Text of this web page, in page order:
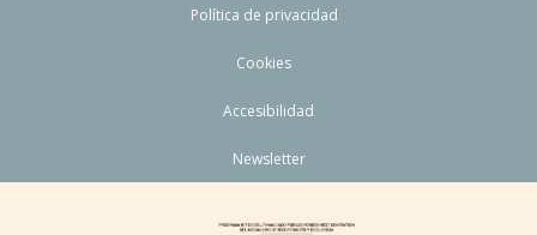
Política de privacidad
Cookies
Accesibilidad
Newsletter